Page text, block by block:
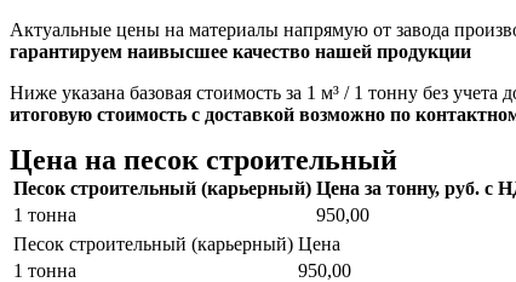
Актуальные цены на материалы напрямую от завода
гарантируем наивысшее качество нашей продукции
Ниже указана базовая стоимость за 1 м³ / 1 тонну без
итоговую стоимость с доставкой возможно по
Цена на песок строительный
Песок строительный (карьерный) Цена за тонну, руб. с
1 тонна
950,00
Песок строительный (карьерный) Цена
1 тонна
950,00